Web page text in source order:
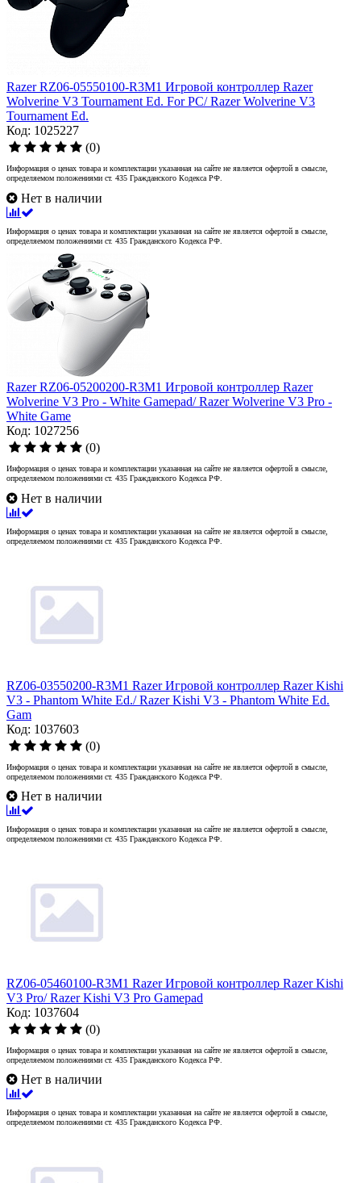
Razer RZ06-05550100-R3M1 Игровой контроллер Razer
Wolverine V3 Tournament Ed. For PC/ Razer Wolverine V3
Tournament Ed.
Код: 1025227
(0)
Информация о ценах товара и комплектации указанная на сайте не является офертой в смысле,
определяемом положениями ст. 435 Гражданского Кодекса РФ.
Нет в наличии
Информация о ценах товара и комплектации указанная на сайте не является офертой в смысле,
определяемом положениями ст. 435 Гражданского Кодекса РФ.
Razer RZ06-05200200-R3M1 Игровой контроллер Razer
Wolverine V3 Pro - White Gamepad/ Razer Wolverine V3 Pro -
White Game
Код: 1027256
(0)
Информация о ценах товара и комплектации указанная на сайте не является офертой в смысле,
определяемом положениями ст. 435 Гражданского Кодекса РФ.
Нет в наличии
Информация о ценах товара и комплектации указанная на сайте не является офертой в смысле,
определяемом положениями ст. 435 Гражданского Кодекса РФ.
RZ06-03550200-R3M1 Razer Игровой контроллер Razer Kishi
V3 - Phantom White Ed./ Razer Kishi V3 - Phantom White Ed.
Gam
Код: 1037603
(0)
Информация о ценах товара и комплектации указанная на сайте не является офертой в смысле,
определяемом положениями ст. 435 Гражданского Кодекса РФ.
Нет в наличии
Информация о ценах товара и комплектации указанная на сайте не является офертой в смысле,
определяемом положениями ст. 435 Гражданского Кодекса РФ.
RZ06-05460100-R3M1 Razer Игровой контроллер Razer Kishi
V3 Pro/ Razer Kishi V3 Pro Gamepad
Код: 1037604
(0)
Информация о ценах товара и комплектации указанная на сайте не является офертой в смысле,
определяемом положениями ст. 435 Гражданского Кодекса РФ.
Нет в наличии
Информация о ценах товара и комплектации указанная на сайте не является офертой в смысле,
определяемом положениями ст. 435 Гражданского Кодекса РФ.